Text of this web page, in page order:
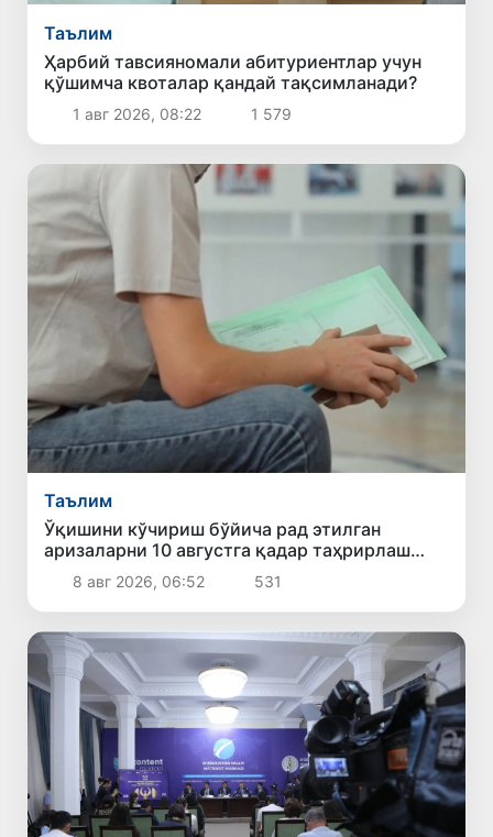
Таълим
Ҳарбий тавсияномали абитуриентлар учун
қўшимча квоталар қандай тақсимланади?
1 авг 2026, 08:22 1 579
Таълим
Ўқишини кўчириш бўйича рад этилган
аризаларни 10 августга қадар таҳрирлаш
мумкин
8 авг 2026, 06:52 531